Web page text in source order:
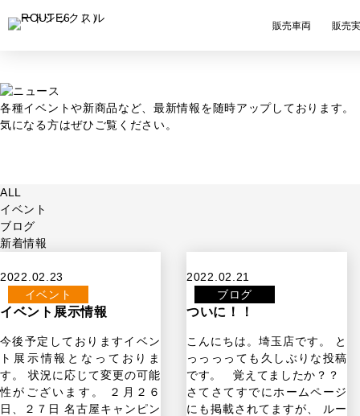
販売車両 販売
各種イベントや新商品など、最新情報を随時アップしております。
気になる方はぜひご覧ください。
ALL
イベント
ブログ
新着情報
2022.02.23
イベント
イベント展示情報
今後予定しておりますイベン
ト展示情報となっておりま
す。 状況に応じて変更の可能
性がございます。 ２月２６
日、２７日 名古屋キャンピン
2022.02.21
ブログ
ついに！！
こんにちは。埼玉店です。 と
っっっっても久しぶりな投稿
です。 覚えてましたか？？
さてさてすでにホームページ
にも掲載されてますが、 ルー